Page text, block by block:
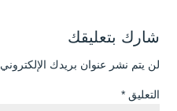
شارك بتعليقك
لن يتم نشر عنوان بريدك الإلكتروني.
التعليق *